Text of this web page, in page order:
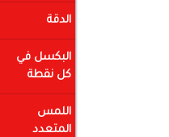
الدقة
البكسل في
كل نقطة
اللمس
المتعدد